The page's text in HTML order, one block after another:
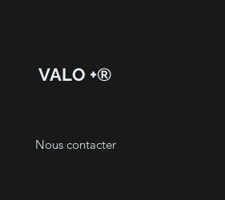
VALO +®
Nous contacter